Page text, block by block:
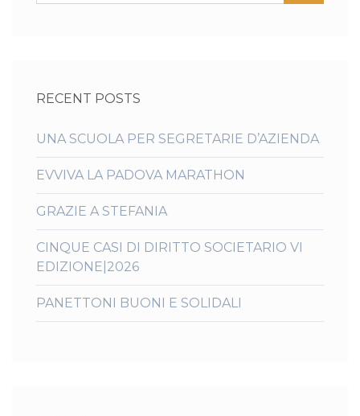
RECENT POSTS
UNA SCUOLA PER SEGRETARIE D’AZIENDA
EVVIVA LA PADOVA MARATHON
GRAZIE A STEFANIA
CINQUE CASI DI DIRITTO SOCIETARIO VI
EDIZIONE|2026
PANETTONI BUONI E SOLIDALI